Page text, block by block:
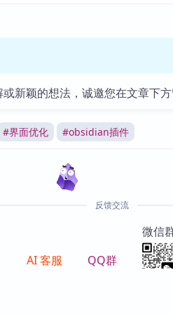
新颖的想法，诚邀您在文章下方
#界面优化 #obsidian插件
反馈交流
AI 客服 QQ群
微信